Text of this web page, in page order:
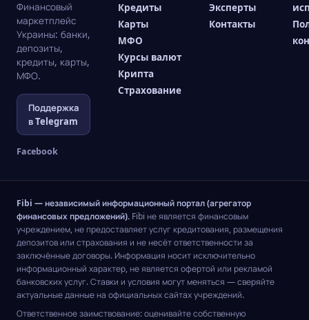
Финансовый
маркетплейс
Украины: банки,
депозиты,
кредиты, карты,
МФО.
Поддержка
в Telegram
Facebook
Кредиты
Карты
МФО
Курсы валют
Крипта
Страхование
Эксперты
Контакты
Fibi — независимый информационный портал (агрегатор
финансовых предложений). Fibi не является финансовым
учреждением, не предоставляет услуг кредитования, размещения
депозитов или страхования и не несёт ответственности за
заключённые договоры. Информация носит исключительно
информационный характер, не является офертой или рекламой
банковских услуг. Ставки и условия могут меняться — сверяйте
актуальные данные на официальных сайтах учреждений.
Ответственное заимствование: оценивайте собственную